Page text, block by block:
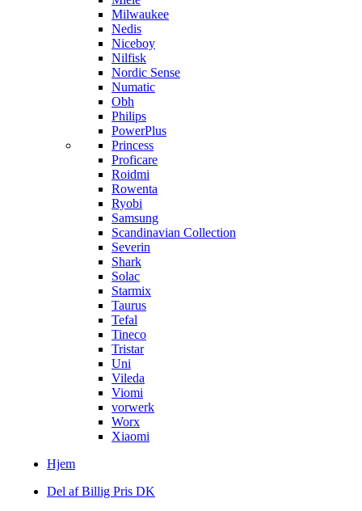
Milwaukee
Nedis
Niceboy
Nilfisk
Nordic Sense
Numatic
Obh
Philips
PowerPlus
Princess
Proficare
Roidmi
Rowenta
Ryobi
Samsung
Scandinavian Collection
Severin
Shark
Solac
Starmix
Taurus
Tefal
Tineco
Tristar
Uni
Vileda
Viomi
vorwerk
Worx
Xiaomi
Hjem
Del af Billig Pris DK